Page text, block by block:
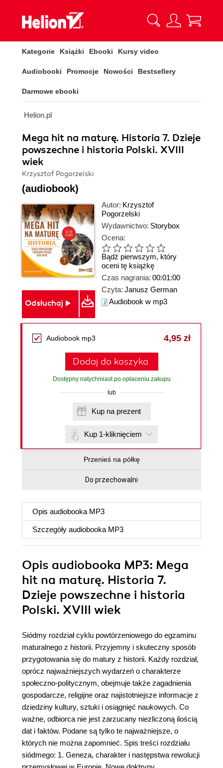
Kategorie Książki Ebooki Kursy video
Audiobooki Promocje Nowości Bestsellery
Darmowe ebooki
Helion.pl
Mega hit na maturę. Historia 7. Dzieje
powszechne i historia Polski. XVIII
wiek
Krzysztof Pogorzelski
(audiobook)
Odsłuchaj
Autor: Krzysztof
Pogorzelski
Wydawnictwo: Storybox
Ocena:
Bądź pierwszym, który
oceni tę książkę
Czas nagrania: 00:01:00
Czyta: Janusz German
Audiobook w mp3
Audiobook mp3 4,95 zł
Dodaj do koszyka
Dostępny natychmiast po opłaceniu zakupu
lub
Kup na prezent
Kup 1-kliknięciem
Przenieś na półkę
Do przechowalni
Opis audiobooka MP3
Szczegóły audiobooka MP3
Opis audiobooka MP3: Mega
hit na maturę. Historia 7.
Dzieje powszechne i historia
Polski. XVIII wiek
Siódmy rozdział cyklu powtórzeniowego do egzaminu
maturalnego z historii. Przyjemny i skuteczny sposób
przygotowania się do matury z historii. Każdy rozdział,
oprócz najważniejszych wydarzeń o charakterze
społeczno-politycznym, obejmuje także zagadnienia
gospodarcze, religijne oraz najistotniejsze informacje z
dziedziny kultury, sztuki i osiągnięć naukowych. Co
ważne, odbiorca nie jest zarzucany niezliczoną ilością
dat i faktów. Podane są tylko te najważniejsze, o
których nie można zapomnieć. Spis treści rozdziału
siódmego: 1. Geneza, charakter i następstwa rewolucji